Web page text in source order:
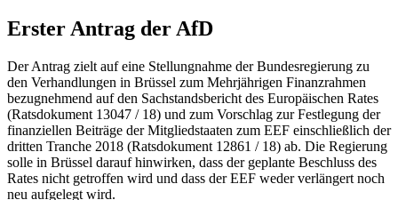
Erster Antrag der AfD
Der Antrag zielt auf eine Stellungnahme der Bundesregierung zu
den Verhandlungen in Brüssel zum Mehrjährigen Finanzrahmen
bezugnehmend auf den Sachstandsbericht des Europäischen Rates
(Ratsdokument 13047 / 18) und zum Vorschlag zur Festlegung der
finanziellen Beiträge der Mitgliedstaaten zum EEF einschließlich der
dritten Tranche 2018 (Ratsdokument 12861 / 18) ab. Die Regierung
solle in Brüssel darauf hinwirken, dass der geplante Beschluss des
Rates nicht getroffen wird und dass der EEF weder verlängert noch
neu aufgelegt wird.